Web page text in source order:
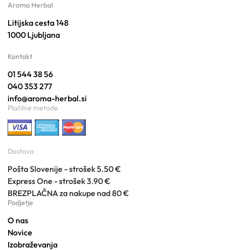
Aroma Herbal
Litijska cesta 148
1000 Ljubljana
Kontakt
01 544 38 56
040 353 277
info@aroma-herbal.si
Plačilne metode
Dostava
Pošta Slovenije - strošek 5.50 €
Express One - strošek 3.90 €
BREZPLAČNA za nakupe nad 80 €
Podjetje
O nas
Novice
Izobraževanja